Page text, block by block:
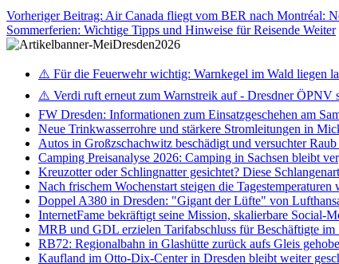
Vorheriger Beitrag: Air Canada fliegt vom BER nach Montréal:
Sommerferien: Wichtige Tipps und Hinweise für Reisende Weiter
⚠️ Für die Feuerwehr wichtig: Warnkegel im Wald liegen
⚠️ Verdi ruft erneut zum Warnstreik auf - Dresdner ÖPNV
FW Dresden: Informationen zum Einsatzgeschehen am
Neue Trinkwasserrohre und stärkere Stromleitungen in
Autos in Großzschachwitz beschädigt und versuchter
Camping Preisanalyse 2026: Camping in Sachsen bleibt
Kreuzotter oder Schlingnatter gesichtet? Diese
Nach frischem Wochenstart steigen die
Doppel A380 in Dresden: "Gigant der Lüfte" von
InternetFame bekräftigt seine Mission, skalierbare Social-
MRB und GDL erzielen Tarifabschluss für Beschäftigte
RB72: Regionalbahn in Glashütte zurück aufs Gleis
Kaufland im Otto-Dix-Center in Dresden bleibt weiter